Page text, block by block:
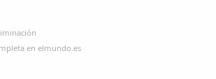
en elmundo.es